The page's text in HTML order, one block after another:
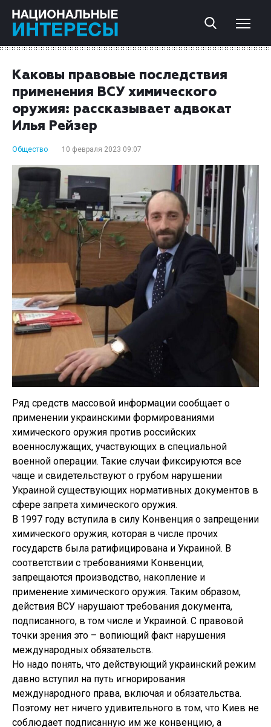
Каковы правовые последствия
применения ВСУ химического
оружия: рассказывает адвокат
Илья Рейзер
Общество 10 февраля 2023 09:07
Ряд средств массовой информации сообщает о
применении украинскими формированиями
химического оружия против российских
военнослужащих, участвующих в специальной
военной операции. Такие случаи фиксируются все
чаще и свидетельствуют о грубом нарушении
Украиной существующих нормативных документов в
сфере запрета химического оружия.
В 1997 году вступила в силу Конвенция о запрещении
химического оружия, которая в числе прочих
государств была ратифицирована и Украиной. В
соответствии с требованиями Конвенции,
запрещаются производство, накопление и
применение химического оружия. Таким образом,
действия ВСУ нарушают требования документа,
подписанного, в том числе и Украиной. С правовой
точки зрения это – вопиющий факт нарушения
международных обязательств.
Но надо понять, что действующий украинский режим
давно вступил на путь игнорирования
международного права, включая и обязательства.
Поэтому нет ничего удивительного в том, что Киев не
соблюдает подписанную им же конвенцию, а